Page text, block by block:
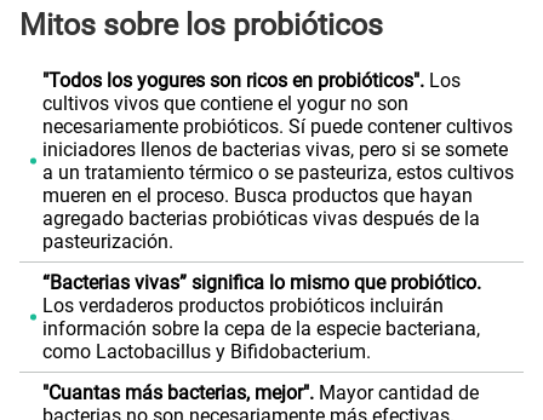
Mitos sobre los probióticos
"Todos los yogures son ricos en probióticos".Los
cultivos vivos que contiene el yogur no son
necesariamente probióticos. Sí puede contener cultivos
iniciadores llenos de bacterias vivas, pero si se somete
a un tratamiento térmico o se pasteuriza, estos cultivos
mueren en el proceso. Busca productos que hayan
agregado bacterias probióticas vivas después de la
pasteurización.
“Bacterias vivas” significa lo mismo que probiótico.
Los verdaderos productos probióticos incluirán
información sobre la cepa de la especie bacteriana,
como Lactobacillus y Bifidobacterium.
"Cuantas más bacterias, mejor". Mayor cantidad de